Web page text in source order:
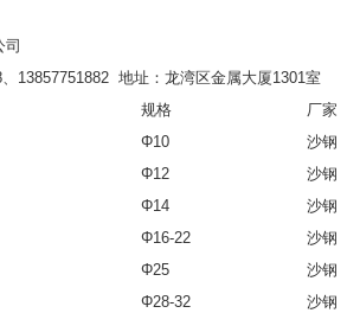
13857751882 地址：龙湾区金属大厦1301室
规格
厂家
Φ10
沙钢
Φ12
沙钢
Φ14
沙钢
Φ16-22
沙钢
Φ25
沙钢
Φ28-32
沙钢